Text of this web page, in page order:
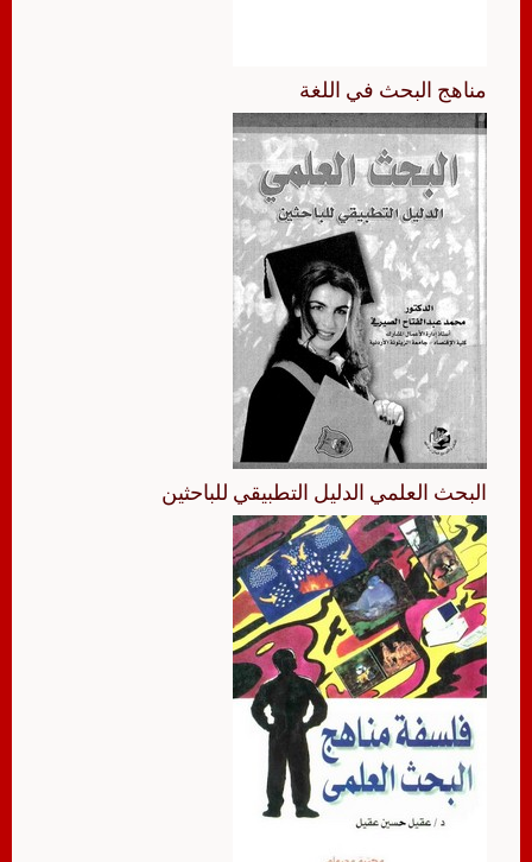
مناهج البحث في اللغة
البحث العلمي الدليل التطبيقي للباحثين